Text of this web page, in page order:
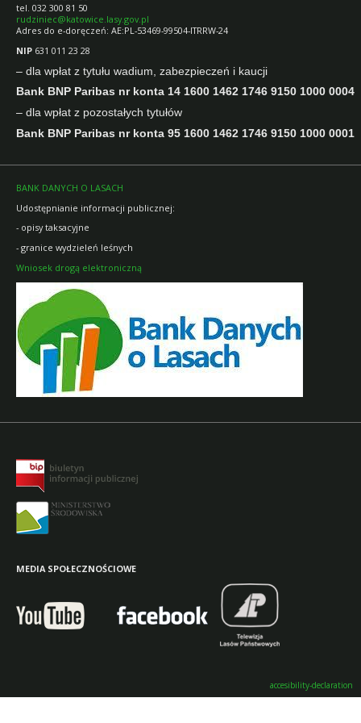
tel. 032 300 81 50
rudziniec@katowice.lasy.gov.pl
Adres do e-doręczeń: AE:PL-53469-99504-ITRRW-24
NIP 631 011 23 28
– dla wpłat z tytułu wadium, zabezpieczeń i kaucji
Bank BNP Paribas nr konta 14 1600 1462 1746 9150 1000 0004
– dla wpłat z pozostałych tytułów
Bank BNP Paribas nr konta 95 1600 1462 1746 9150 1000 0001
BANK DANYCH O LASACH
Udostępnianie informacji publicznej:
- opisy taksacyjne
- granice wydzieleń leśnych
Wniosek drogą elektroniczną
MEDIA SPOŁECZNOŚCIOWE
accesibility-declaration